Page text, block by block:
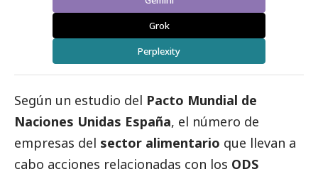
Grok
Perplexity
Según un estudio del Pacto Mundial de
Naciones Unidas España, el número de
empresas del sector alimentario que llevan a
cabo acciones relacionadas con los ODS